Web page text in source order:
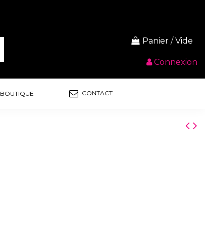
Panier /Vide
Connexion
BOUTIQUE CONTACT